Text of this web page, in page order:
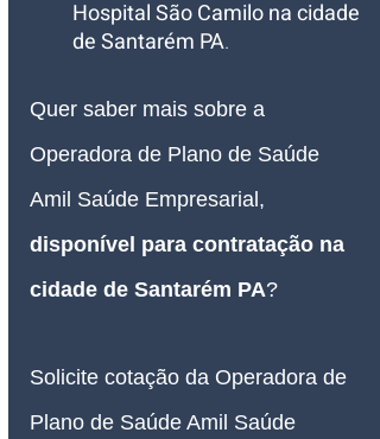
Hospital São Camilo na cidade
de Santarém PA.
Quer saber mais sobre a
Operadora de Plano de Saúde
Amil Saúde Empresarial,
disponível para contratação na
cidade de Santarém PA?
Solicite cotação da Operadora de
Plano de Saúde Amil Saúde